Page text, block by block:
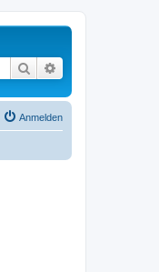
Suche
Anmelden